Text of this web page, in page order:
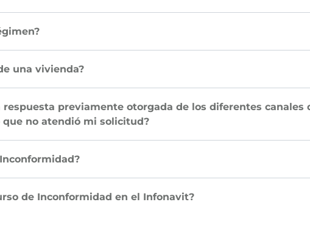
una vivienda?
respuesta previamente otorgada de los diferentes canales
no atendió mi solicitud?
de Inconformidad en el Infonavit?